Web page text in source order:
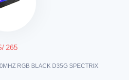
265
RGB BLACK D35G SPECTRIX